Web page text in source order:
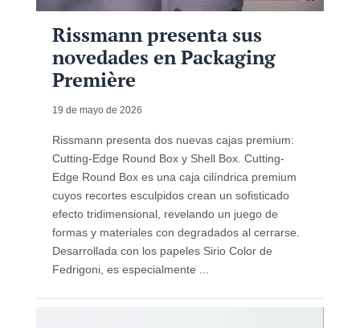
Rissmann presenta sus
novedades en Packaging
Première
19 de mayo de 2026
Rissmann presenta dos nuevas cajas premium:
Cutting-Edge Round Box y Shell Box. Cutting-
Edge Round Box es una caja cilíndrica premium
cuyos recortes esculpidos crean un sofisticado
efecto tridimensional, revelando un juego de
formas y materiales con degradados al cerrarse.
Desarrollada con los papeles Sirio Color de
Fedrigoni, es especialmente ...